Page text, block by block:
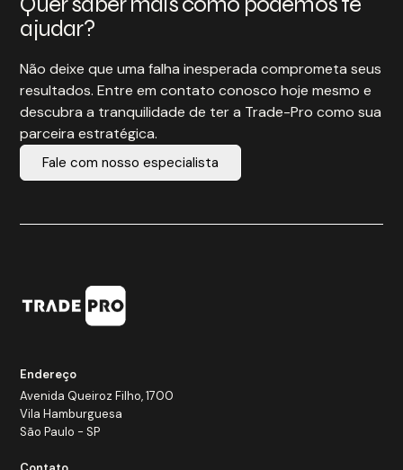
ajudar?
Não deixe que uma falha inesperada comprometa seus
resultados. Entre em contato conosco hoje mesmo e
descubra a tranquilidade de ter a Trade-Pro como sua
parceira estratégica.
Fale com nosso especialista
Endereço
Avenida Queiroz Filho, 1700
Vila Hamburguesa
São Paulo - SP